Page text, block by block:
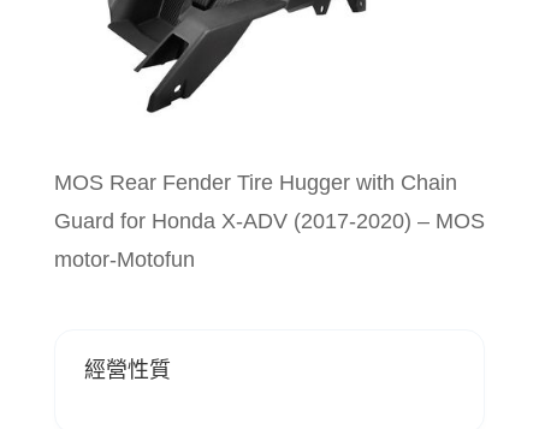
MOS Rear Fender Tire Hugger with Chain
Guard for Honda X-ADV (2017-2020) – MOS
motor-Motofun
經營性質